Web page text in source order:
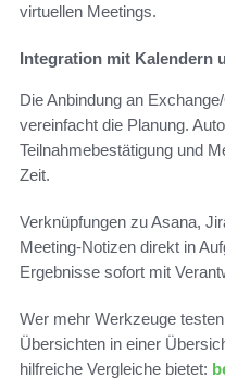
virtuellen Meetings.
Integration mit Kalendern
Die Anbindung an
vereinfacht die Planung.
Teilnahmebestätigung und
Zeit.
Verknüpfungen zu Asana,
Meeting-Notizen direkt in
Ergebnisse sofort mit
Wer mehr Werkzeuge
Übersichten in einer
hilfreiche Vergleiche bietet: